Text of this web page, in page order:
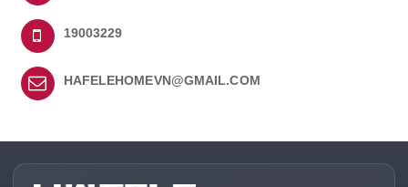
19003229
HAFELEHOMEVN@GMAIL.COM